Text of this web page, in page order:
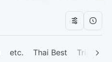
etc. Thai Best Tripp